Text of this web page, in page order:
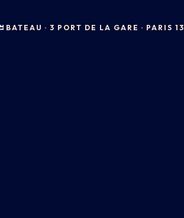
BATEAU · 3 PORT DE LA GARE · PARIS 13